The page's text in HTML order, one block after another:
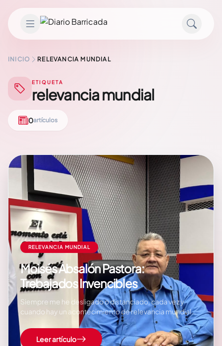
INICIO RELEVANCIA MUNDIAL
ETIQUETA
relevancia mundial
0artículos
RELEVANCIA MUNDIAL
Moisés Absalón Pastora:
Trebajados Invencibles
Siempre me he desligado o distanciado, cada vez y
cuando hay un acontecimiento de relevancia mundial
como el Día Internacional del Periodista, el Día
Internacional de la Mujer o el Día Internacional del
Trabajador, solo por recordar algunos de esos eventos
Leer artículo